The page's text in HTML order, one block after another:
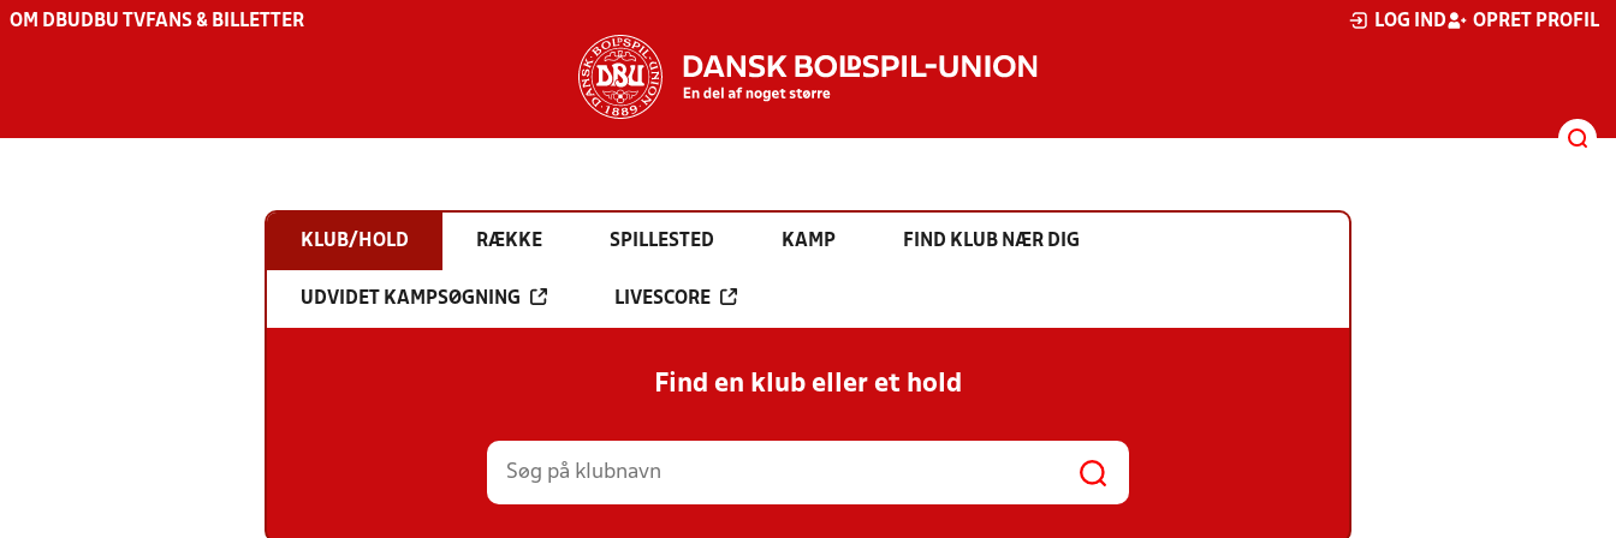
OM DBU DBU TV FANS & BILLETTER LOG IND OPRET PROFIL
KLUB/HOLD RÆKKE SPILLESTED KAMP FIND KLUB NÆR DIG
UDVIDET KAMPSØGNING LIVESCORE
Find en klub eller et hold